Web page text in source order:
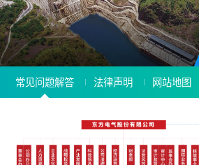
常见问题解答 法律声明 网站地图